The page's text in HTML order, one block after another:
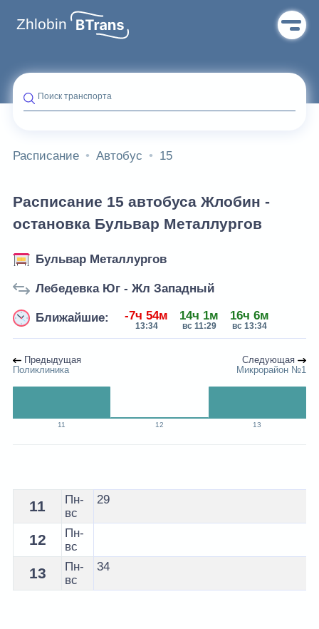
Zhlobin
Поиск транспорта
Расписание Автобус 15
Расписание 15 автобуса Жлобин -
остановка Бульвар Металлургов
Бульвар Металлургов
Лебедевка Юг - Жл Западный
Ближайшие: -7ч 54м
13:34
14ч 1м
вс 11:29
16ч 6м
вс 13:34
Предыдущая
Поликлиника
Следующая
Микрорайон №1
11 12 13
Расписание 15 автобуса Жлобин - остановка
11
Пн-
вс
29
12
Пн-
вс
13
Пн-
вс
34